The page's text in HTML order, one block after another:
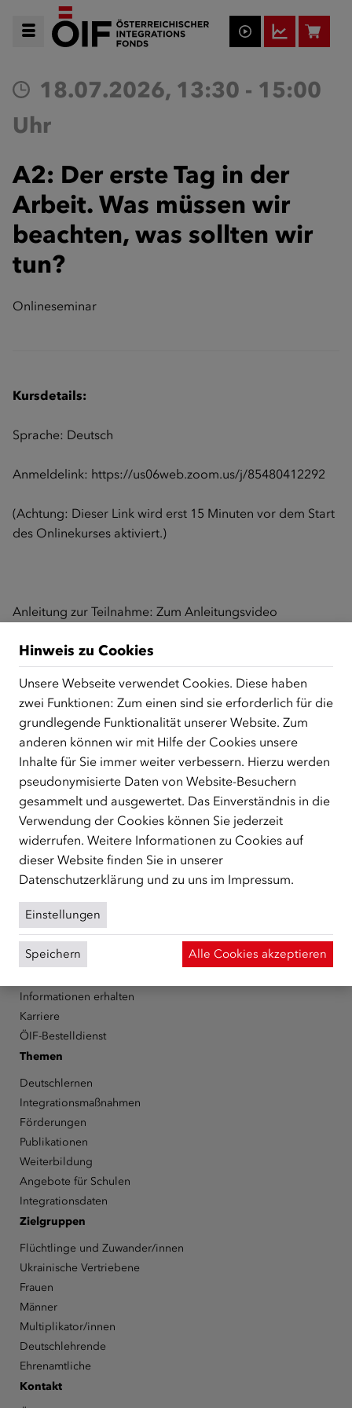
18.07.2026, 13:30 - 15:00
Uhr
A2: Der erste Tag in der
Arbeit. Was müssen wir
beachten, was sollten wir
tun?
Onlineseminar
Kursdetails:
Sprache: Deutsch
Anmeldelink: https://us06web.zoom.us/j/85480412292
(Achtung: Dieser Link wird erst 15 Minuten vor dem Start
des Onlinekurses aktiviert.)
Anleitung zur Teilnahme: Zum Anleitungsvideo
Zurück zur Übersicht
ÜBER UNS
Der Österreichische Integrationsfonds (ÖIF) ist ein Fonds der
Republik Österreich, der Flüchtlinge, subsidiär
Schutzberechtigte, Vertriebene sowie Zuwander/innen als
zentrale Anlaufstelle bei der Integration in Österreich
unterstützt.mehr
FacebookYouTubeInstagramLinkedIn
Über den ÖIF
Der Österreichische Integrationsfonds (ÖIF)
Organigramm
Informationen erhalten
Karriere
ÖIF-Bestelldienst
Themen
Deutschlernen
Integrationsmaßnahmen
Förderungen
Publikationen
Weiterbildung
Angebote für Schulen
Integrationsdaten
Zielgruppen
Flüchtlinge und Zuwander/innen
Ukrainische Vertriebene
Frauen
Männer
Multiplikator/innen
Deutschlehrende
Ehrenamtliche
Kontakt
Hinweis zu Cookies
Unsere Webseite verwendet Cookies. Diese haben
zwei Funktionen: Zum einen sind sie erforderlich für die
grundlegende Funktionalität unserer Website. Zum
anderen können wir mit Hilfe der Cookies unsere
Inhalte für Sie immer weiter verbessern. Hierzu werden
pseudonymisierte Daten von Website-Besuchern
gesammelt und ausgewertet. Das Einverständnis in die
Verwendung der Cookies können Sie jederzeit
widerrufen. Weitere Informationen zu Cookies auf
dieser Website finden Sie in unserer
Datenschutzerklärung und zu uns im Impressum.
Einstellungen
Speichern Alle Cookies akzeptieren